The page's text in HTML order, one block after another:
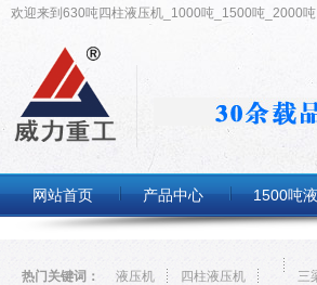
欢迎来到630吨四柱液压机_1000吨_1500吨_2000吨
网站首页 产品中心 1500吨
热门关键词： 液压机 四柱液压机 三